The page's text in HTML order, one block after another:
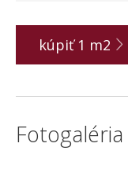
kúpiť1 m2
Fotogaléria